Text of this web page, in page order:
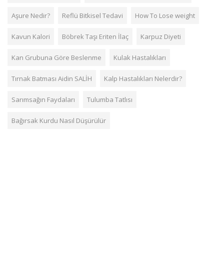
Aşure Nedir? Reflü Bitkisel Tedavi How To Lose weight
Kavun Kalori Böbrek Taşı Eriten İlaç Karpuz Diyeti
Kan Grubuna Göre Beslenme Kulak Hastalıkları
Tırnak Batması Aidin SALİH Kalp Hastalıkları Nelerdir?
Sarımsağın Faydaları Tulumba Tatlısı
Bağırsak Kurdu Nasıl Düşürülür